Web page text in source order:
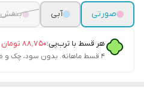
صورتی
آبی بنفش
هر قسط با ترب‌پی:۸۸٬۷۵۰ تومان
۴ قسط ماهانه. بدون سود، چک و ضامن.